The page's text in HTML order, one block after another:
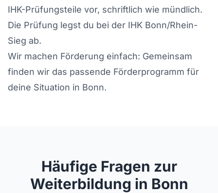
IHK-Prüfungsteile vor, schriftlich wie mündlich.
Die Prüfung legst du bei der IHK Bonn/Rhein-
Sieg ab.
Wir machen Förderung einfach: Gemeinsam
finden wir das passende Förderprogramm für
deine Situation in Bonn.
Häufige Fragen zur
Weiterbildung in Bonn